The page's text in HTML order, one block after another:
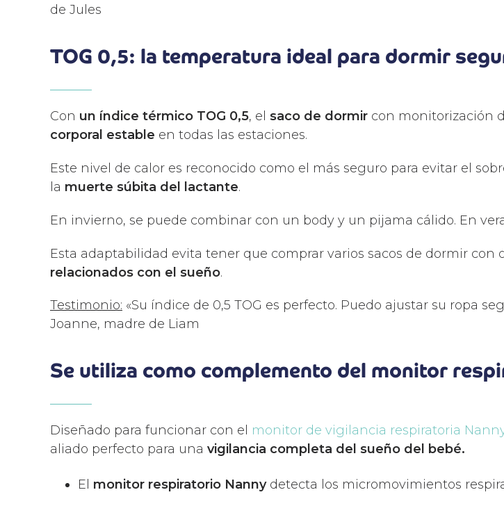
de Jules
TOG 0,5: la temperatura ideal para dormir
Con un índice térmico TOG 0,5, el saco de dormir con monitorización
corporal estable en todas las estaciones.
Este nivel de calor es reconocido como el más seguro para evitar el
la muerte súbita del lactante.
En invierno, se puede combinar con un body y un pijama cálido. En
Esta adaptabilidad evita tener que comprar varios sacos de dormir con
relacionados con el sueño.
Testimonio: «Su índice de 0,5 TOG es perfecto. Puedo ajustar su ropa
Joanne, madre de Liam
Se utiliza como complemento del monitor
Diseñado para funcionar con el monitor de vigilancia respiratoria
aliado perfecto para una vigilancia completa del sueño del bebé.
El monitor respiratorio Nannydetecta los micromovimientos